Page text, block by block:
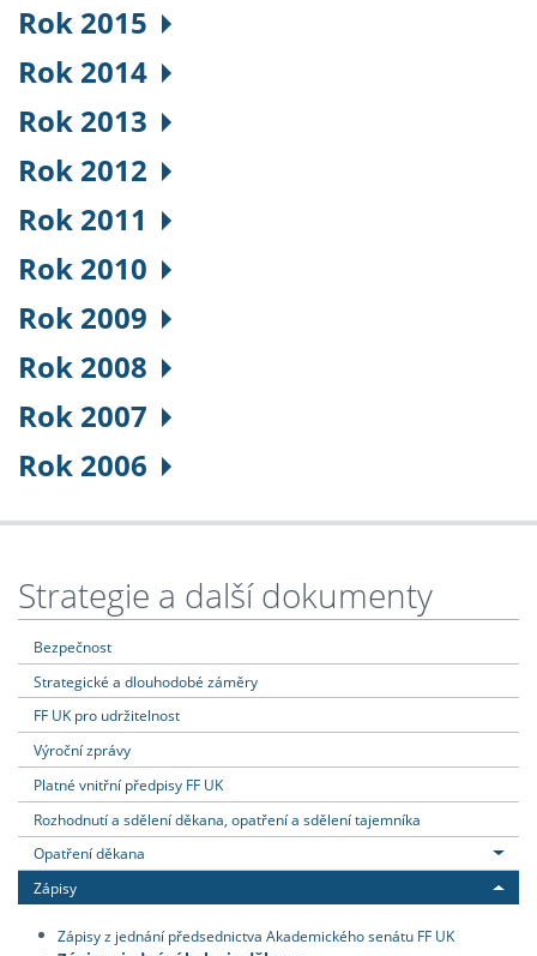
Rok 2015
Rok 2014
Rok 2013
Rok 2012
Rok 2011
Rok 2010
Rok 2009
Rok 2008
Rok 2007
Rok 2006
Strategie a další dokumenty
Bezpečnost
Strategické a dlouhodobé záměry
FF UK pro udržitelnost
Výroční zprávy
Platné vnitřní předpisy FF UK
Rozhodnutí a sdělení děkana, opatření a sdělení tajemníka
Opatření děkana
Zápisy
Zápisy z jednání předsednictva Akademického senátu FF UK